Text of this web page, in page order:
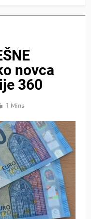
novca
360
1 Mins